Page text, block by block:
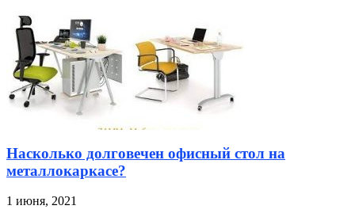
Насколько долговечен офисный стол на
металлокаркасе?
1 июня, 2021